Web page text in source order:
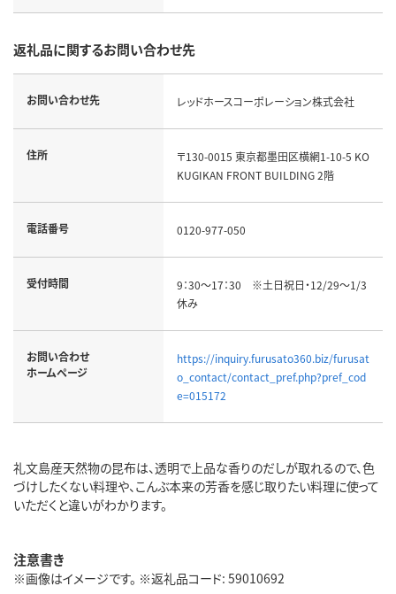
返礼品に関するお問い合わせ先
お問い合わせ先 レッドホースコーポレーション株式会社
住所
〒130-0015 東京都墨田区横網1-10-5 KO
KUGIKAN FRONT BUILDING 2階
電話番号 0120-977-050
受付時間
9：30～17：30 ※土日祝日・12/29～1/3
休み
お問い合わせ
ホームページ
https://inquiry.furusato360.biz/furusat
o_contact/contact_pref.php?pref_cod
e=015172
礼文島産天然物の昆布は、透明で上品な香りのだしが取れるので、色
づけしたくない料理や、こんぶ本来の芳香を感じ取りたい料理に使って
いただくと違いがわかります。
注意書き
※画像はイメージです。 ※返礼品コード: 59010692